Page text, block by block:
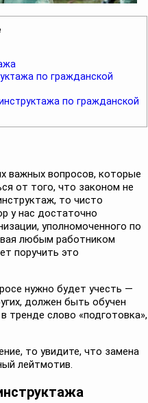
по гражданской
по гражданской
важных вопросов, которые
от того, что законом не
то чисто
у нас достаточно
уполномоченного по
любым работником
поручить это
нужно будет учесть —
должен быть обучен
тренде слово «подготовка»,
то увидите, что замена
лейтмотив.